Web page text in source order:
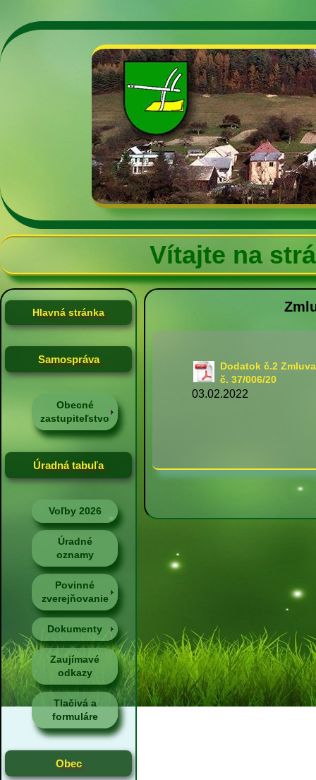
Vítajte na
Hlavná stránka
Samospráva
Obecné
zastupiteľstvo
Úradná tabuľa
Voľby 2026
Úradné
oznamy
Povinné
zverejňovanie
Dokumenty
Zaujímavé
odkazy
Tlačivá a
formuláre
Obec
Dodatok č.2
č. 37/006/20
03.02.2022